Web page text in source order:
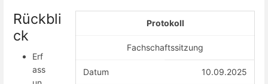
Protokoll
Fachschaftssitzung
Datum 10.09.2025
Rückbli
ck
Erf
ass